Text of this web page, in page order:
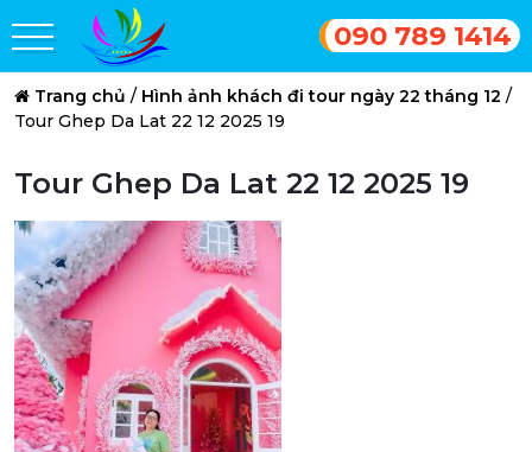
090 789 1414
Trang chủ / Hình ảnh khách đi tour ngày 22 tháng 12 /
Tour Ghep Da Lat 22 12 2025 19
Tour Ghep Da Lat 22 12 2025 19